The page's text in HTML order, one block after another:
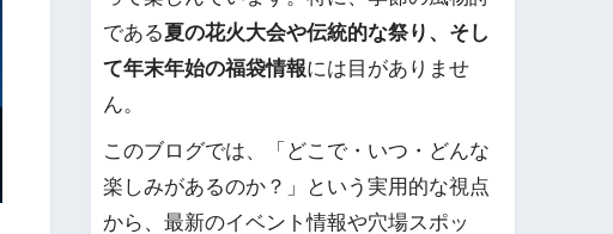
である夏の花火大会や伝統的な祭り、そし
て年末年始の福袋情報には目がありませ
ん。
このブログでは、「どこで・いつ・どんな
楽しみがあるのか？」という実用的な視点
から、最新のイベント情報や穴場スポッ